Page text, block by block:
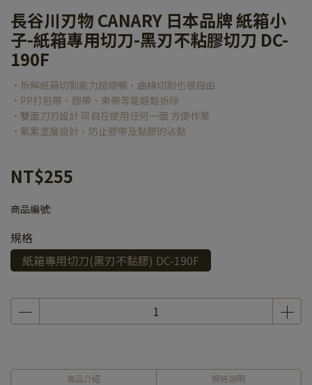
長谷川刃物 CANARY 日本品牌 紙箱小
子-紙箱專用切刀-黑刃不粘膠切刀 DC-
190F
•拆解紙箱切割能力超順暢，曲線切割也很自由
•PP打包帶、膠帶、束帶等能輕鬆拆除
•雙面刀刃設計 可自在使用任何一面 方便作業
•氟素塗層設計，防止膠帶及黏膠的沾黏
NT$255
商品編號:
規格
紙箱專用切刀(黑刃不黏膠) DC-190F
商品介紹 規格說明